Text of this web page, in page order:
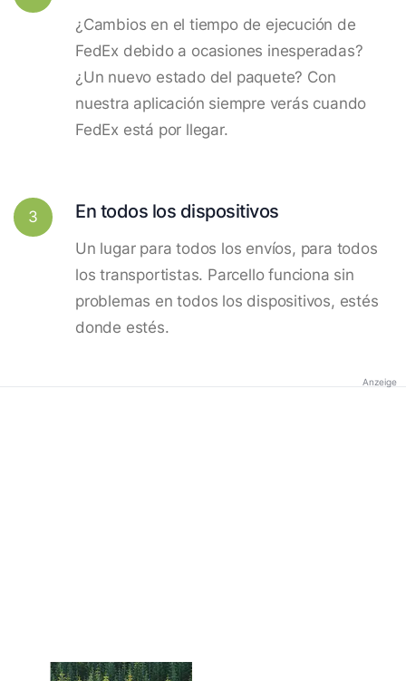
¿Cambios en el tiempo de ejecución de
FedEx debido a ocasiones inesperadas?
¿Un nuevo estado del paquete? Con
nuestra aplicación siempre verás cuando
FedEx está por llegar.
3 En todos los dispositivos
Un lugar para todos los envíos, para todos
los transportistas. Parcello funciona sin
problemas en todos los dispositivos, estés
donde estés.
Anzeige